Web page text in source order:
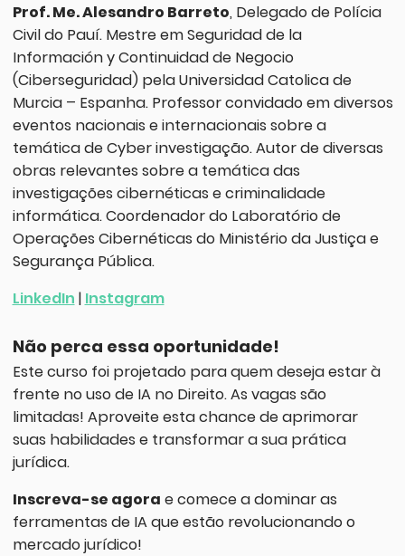
Prof. Me. Alesandro Barreto, Delegado de Polícia
Civil do Pauí. Mestre em Seguridad de la
Información y Continuidad de Negocio
(Ciberseguridad) pela Universidad Catolica de
Murcia – Espanha. Professor convidado em diversos
eventos nacionais e internacionais sobre a
temática de Cyber investigação. Autor de diversas
obras relevantes sobre a temática das
investigações cibernéticas e criminalidade
informática. Coordenador do Laboratório de
Operações Cibernéticas do Ministério da Justiça e
Segurança Pública.
LinkedIn | Instagram
Não perca essa oportunidade!
Este curso foi projetado para quem deseja estar à
frente no uso de IA no Direito. As vagas são
limitadas! Aproveite esta chance de aprimorar
suas habilidades e transformar a sua prática
jurídica.
Inscreva-se agora e comece a dominar as
ferramentas de IA que estão revolucionando o
mercado jurídico!